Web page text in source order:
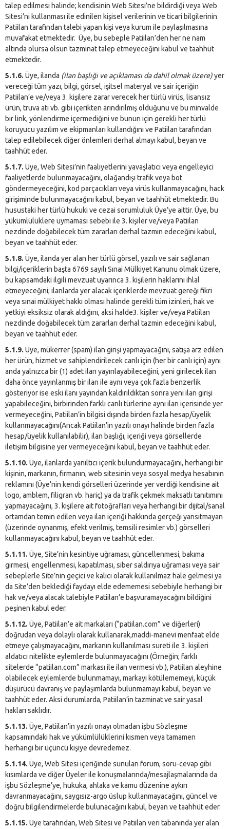
talep edilmesi halinde; kendisinin Web Sitesi’ne bildirdiği veya Web
Sitesi’ni kullanması ile edinilen kişisel verilerinin ve ticari bilgilerinin
Patiilan tarafından talebi yapan kişi veya kurum ile paylaşılmasına
muvafakat etmektedir. Üye, bu sebeple Patiilan’den her ne nam
altında olursa olsun tazminat talep etmeyeceğini kabul ve taahhüt
etmektedir.
5.1.6. Üye, ilanda (ilan başlığı ve açıklaması da dahil olmak üzere)yer
vereceği tüm yazı, bilgi, görsel, işitsel materyal ve sair içeriğin
Patiilan’e ve/veya 3. kişilere zarar verecek her türlü virüs, lisansız
ürün, truva atı vb. gibi içerikten arındırılmış olduğunu ve bu minvalde
bir link, yönlendirme içermediğini ve bunun için gerekli her türlü
koruyucu yazılım ve ekipmanları kullandığını ve Patiilan tarafından
talep edilebilecek diğer önlemleri derhal almayı kabul, beyan ve
taahhüt eder.
5.1.7. Üye, Web Sitesi’nin faaliyetlerini yavaşlatıcı veya engelleyici
faaliyetlerde bulunmayacağını, olağandışı trafik veya bot
göndermeyeceğini, kod parçacıkları veya virüs kullanmayacağını, hack
girişiminde bulunmayacağını kabul, beyan ve taahhüt etmektedir. Bu
husustaki her türlü hukuki ve cezai sorumluluk Üye’ye aittir. Üye, bu
yükümlülüklere uymaması sebebi ile 3. kişiler ve/veya Patiilan
nezdinde doğabilecek tüm zararları derhal tazmin edeceğini kabul,
beyan ve taahhüt eder.
5.1.8. Üye, ilanda yer alan her türlü görsel, yazılı ve sair sağlanan
bilgi/içeriklerin başta 6769 sayılı Sınai Mülkiyet Kanunu olmak üzere,
bu kapsamdaki ilgili mevzuat uyarınca 3. kişilerin haklarını ihlal
etmeyeceğini; ilanlarda yer alacak içeriklerde mevzuat gereği fikri
veya sınai mülkiyet hakkı olması halinde gerekli tüm izinleri, hak ve
yetkiyi eksiksiz olarak aldığını, aksi halde3. kişiler ve/veya Patiilan
nezdinde doğabilecek tüm zararları derhal tazmin edeceğini kabul,
beyan ve taahhüt eder.
5.1.9. Üye, mükerrer (spam) ilan girişi yapmayacağını, satışa arz edilen
her ürün, hizmet ve sahiplendirilecek canlı için (her bir canlı için) aynı
anda yalnızca bir (1) adet ilan yayınlayabileceğini, yeni girilecek ilan
daha önce yayınlanmış bir ilan ile aynı veya çok fazla benzerlik
gösteriyor ise eski ilanı yayından kaldırıldıktan sonra yeni ilan girişi
yapabileceğini, birbirinden farklı canlı türlerine aynı ilan içerisinde yer
vermeyeceğini, Patiilan’in bilgisi dışında birden fazla hesap/üyelik
kullanmayacağını(Ancak Patiilan’in yazılı onayı halinde birden fazla
hesap/üyelik kullanılabilir), ilan başlığı, içeriği veya görsellerde
iletişim bilgisine yer vermeyeceğini kabul, beyan ve taahhüt eder.
5.1.10. Üye, ilanlarda yanıltıcı içerik bulundurmayacağını, herhangi bir
kişinin, markanın, firmanın, web sitesinin veya sosyal medya hesabının
reklamını (Üye’nin kendi görselleri üzerinde yer verdiği kendisine ait
logo, amblem, filigran vb. hariç) ya da trafik çekmek maksatlı tanıtımını
yapmayacağını, 3. kişilere ait fotoğrafları veya herhangi bir dijital/sanal
ortamdan temin edilen veya ilan içeriği hakkında gerçeği yansıtmayan
(üzerinde oynanmış, efekt verilmiş, temsili resimler vb.) görselleri
kullanmayacağını kabul, beyan ve taahhüt eder.
5.1.11. Üye, Site’nin kesintiye uğraması, güncellenmesi, bakıma
girmesi, engellenmesi, kapatılması, siber saldırıya uğraması veya sair
sebeplerle Site’nin geçici ve kalıcı olarak kullanılmaz hale gelmesi ya
da Site’den beklediği faydayı elde edememesi sebebiyle herhangi bir
hak ve/veya alacak talebiyle Patiilan’e başvuramayacağını bildiğini
peşinen kabul eder.
5.1.12. Üye, Patiilan’e ait markaları (“patiilan.com” ve diğerleri)
doğrudan veya dolaylı olarak kullanarak,maddi-manevi menfaat elde
etmeye çalışmayacağını, markanın kullanılması sureti ile 3. kişileri
aldatıcı nitelikte eylemlerde bulunmayacağını (Örneğin; farklı
sitelerde “patiilan.com” markası ile ilan vermesi vb.), Patiilan aleyhine
olabilecek eylemlerde bulunmamayı, markayı kötülememeyi, küçük
düşürücü davranış ve paylaşımlarda bulunmamayı kabul, beyan ve
taahhüt eder. Aksi durumlarda, Patiilan’in tazminat ve sair yasal
hakları saklıdır.
5.1.13. Üye, Patiilan’in yazılı onayı olmadan işbu Sözleşme
kapsamındaki hak ve yükümlülüklerini kısmen veya tamamen
herhangi bir üçüncü kişiye devredemez.
5.1.14. Üye, Web Sitesi içeriğinde sunulan forum, soru-cevap gibi
kısımlarda ve diğer Üyeler ile konuşmalarında/mesajlaşmalarında da
işbu Sözleşme’ye, hukuka, ahlaka ve kamu düzenine aykırı
davranmayacağını, saygısız-argo üslup kullanmayacağını, güncel ve
doğru bilgilendirmelerde bulunacağını kabul, beyan ve taahhüt eder.
5.1.15. Üye tarafından, Web Sitesi ve Patiilan veri tabanında yer alan